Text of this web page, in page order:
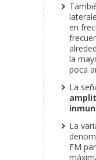
en
la
poca
La
La
FM